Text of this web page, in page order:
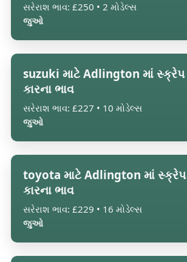
સરેરાશ ભાવ: £250 • 2 મોડેલ્સ
જુઓ
suzuki માટે Adlington માં સ્ક્રેપ
કારના ભાવ
સરેરાશ ભાવ: £227 • 10 મોડેલ્સ
જુઓ
toyota માટે Adlington માં સ્ક્રેપ
કારના ભાવ
સરેરાશ ભાવ: £229 • 16 મોડેલ્સ
જુઓ